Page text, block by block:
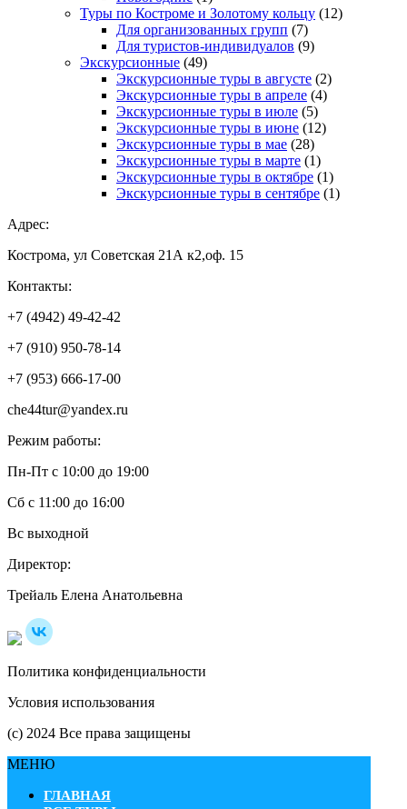
Туры по Костроме и Золотому кольцу (12)
Для организованных групп (7)
Для туристов-индивидуалов (9)
Экскурсионные (49)
Экскурсионные туры в августе (2)
Экскурсионные туры в апреле (4)
Экскурсионные туры в июле (5)
Экскурсионные туры в июне (12)
Экскурсионные туры в мае (28)
Экскурсионные туры в марте (1)
Экскурсионные туры в октябре (1)
Экскурсионные туры в сентябре (1)
Адрес:
Кострома, ул Советская 21А к2,оф. 15
Контакты:
+7 (4942) 49-42-42
+7 (910) 950-78-14
+7 (953) 666-17-00
che44tur@yandex.ru
Режим работы:
Пн-Пт с 10:00 до 19:00
Сб с 11:00 до 16:00
Вс выходной
Директор:
Трейаль Елена Анатольевна
Политика конфиденциальности
Условия использования
(с) 2024 Все права защищены
МЕНЮ
ГЛАВНАЯ